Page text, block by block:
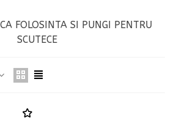
FOLOSINTA SI PUNGI PENTRU
SCUTECE